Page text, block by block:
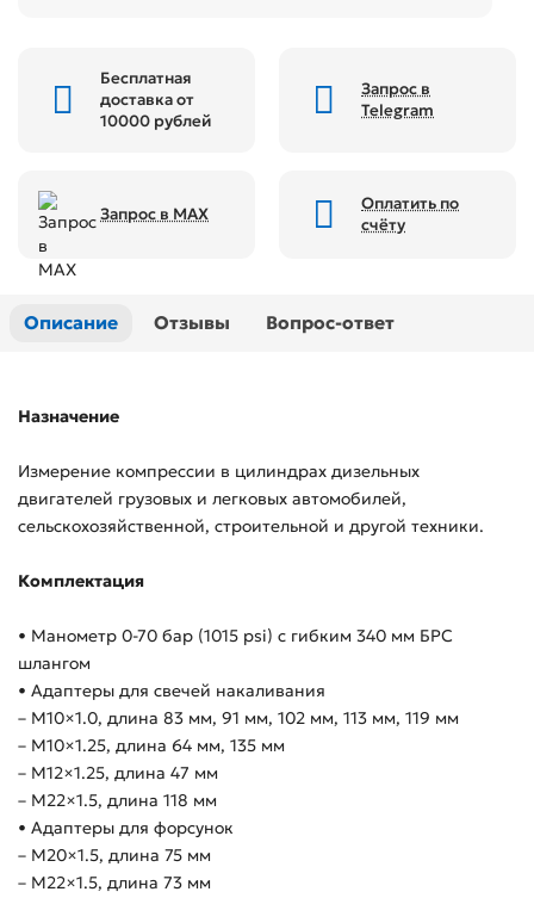
Бесплатная
доставка от
10000 рублей
Запрос в
Telegram
Запрос в MAX
Оплатить по
счёту
Описание Отзывы Вопрос-ответ
Назначение
Измерение компрессии в цилиндрах дизельных
двигателей грузовых и легковых автомобилей,
сельскохозяйственной, строительной и другой техники.
Комплектация
• Манометр 0-70 бар (1015 psi) с гибким 340 мм БРС
шлангом
• Адаптеры для свечей накаливания
– M10×1.0, длина 83 мм, 91 мм, 102 мм, 113 мм, 119 мм
– M10×1.25, длина 64 мм, 135 мм
– M12×1.25, длина 47 мм
– M22×1.5, длина 118 мм
• Адаптеры для форсунок
– М20×1.5, длина 75 мм
– М22×1.5, длина 73 мм